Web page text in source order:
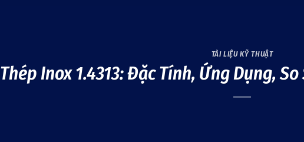
TÀI LIỆU KỸ THUẬT
Thép Inox 1.4313: Đặc Tính, Ứng Dụng,